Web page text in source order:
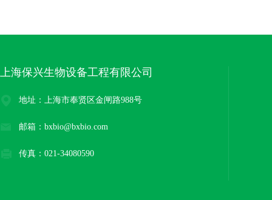
上海保兴生物设备工程有限公司
地址：上海市奉贤区金闸路988号
邮箱：bxbio@bxbio.com
传真：021-34080590